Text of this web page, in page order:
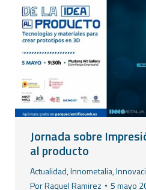
Jornada sobre
al producto
Actualidad,Innometalia,
PorRaquel Ramirez 5 mayo